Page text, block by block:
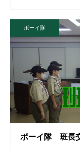
ボーイ隊
ボーイ隊 班長